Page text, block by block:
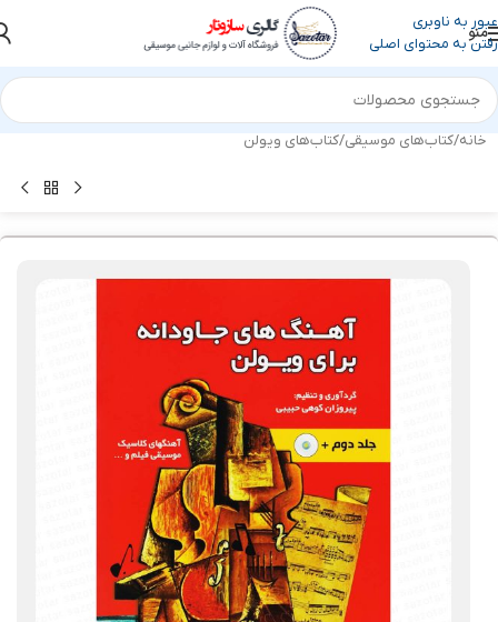
عبور به ناوبری
رفتن به محتوای اصلی
منو
خانه/کتاب‌های موسیقی/کتاب‌های ویولن